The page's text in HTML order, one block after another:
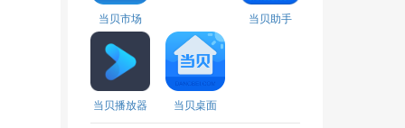
当贝市场 当贝助手
当贝播放器 当贝桌面